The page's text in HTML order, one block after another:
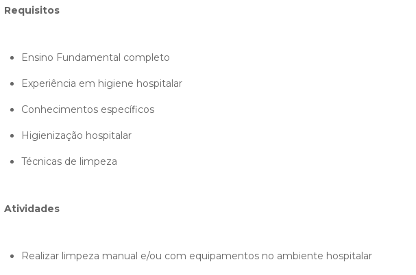
Requisitos
Ensino Fundamental completo
Experiência em higiene hospitalar
Conhecimentos específicos
Higienização hospitalar
Técnicas de limpeza
Atividades
Realizar limpeza manual e/ou com equipamentos no ambiente hospitalar